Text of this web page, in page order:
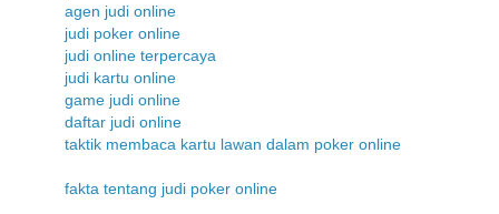
agen judi online
judi poker online
judi online terpercaya
judi kartu online
game judi online
daftar judi online
taktik membaca kartu lawan dalam poker online
fakta tentang judi poker online